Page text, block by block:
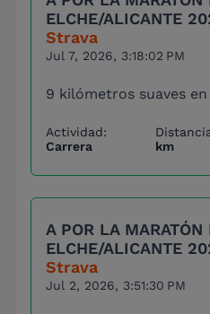
ELCHE/ALICANTE
Strava
Jul 7, 2026, 3:18:02 PM
9 kilómetros suaves
Actividad:
Carrera
km
A POR LA MARATÓN
ELCHE/ALICANTE
Strava
Jul 2, 2026, 3:51:30 PM